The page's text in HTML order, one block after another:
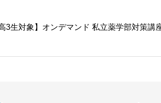
高3生対象】オンデマンド 私立薬学部対策講